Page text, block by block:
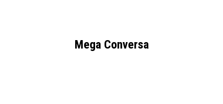
Mega Conversa